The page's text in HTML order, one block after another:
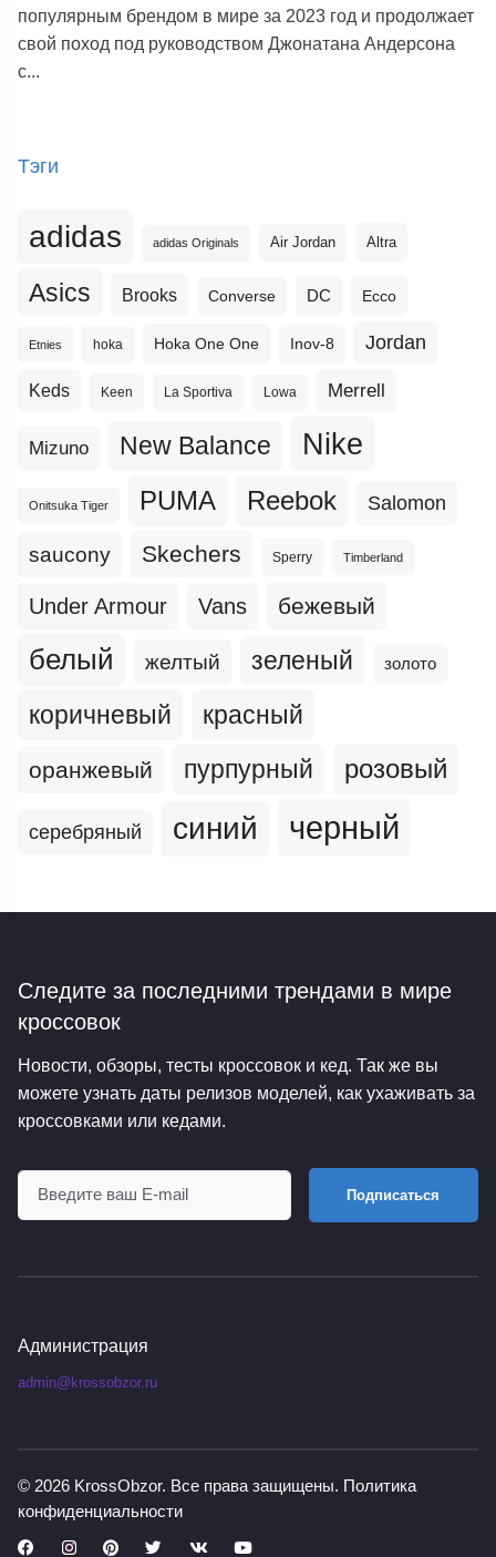
популярным брендом в мире за 2023 год и продолжает
свой поход под руководством Джонатана Андерсона
с...
Тэги
adidas adidas Originals Air Jordan Altra
Asics Brooks Converse DC Ecco
Etnies hoka Hoka One One Inov-8 Jordan
Keds Keen La Sportiva Lowa Merrell
Mizuno New Balance Nike
Onitsuka Tiger PUMA Reebok Salomon
saucony Skechers Sperry Timberland
Under Armour Vans бежевый
белый желтый зеленый золото
коричневый красный
оранжевый пурпурный розовый
серебряный синий черный
Следите за последними трендами в мире
кроссовок
Новости, обзоры, тесты кроссовок и кед. Так же вы
можете узнать даты релизов моделей, как ухаживать за
кроссовками или кедами.
Подписаться
Администрация
admin@krossobzor.ru
© 2026 KrossObzor. Все права защищены. Политика
конфиденциальности